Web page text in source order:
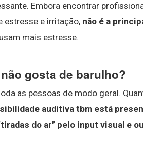
Embora encontrar
estresse e irritação, não é a
mais estresse.
gosta de barulho?
as pessoas de modo geral.
auditiva tbm está
do ar” pelo input visual e